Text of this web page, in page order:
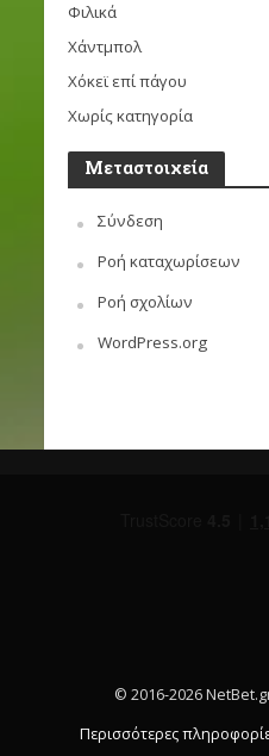
Φιλικά
Χάντμπολ
Χόκεϊ επί πάγου
Χωρίς κατηγορία
Μεταστοιχεία
Σύνδεση
Ροή καταχωρίσεων
Ροή σχολίων
WordPress.org
© 2016-2026
Περισσότερες